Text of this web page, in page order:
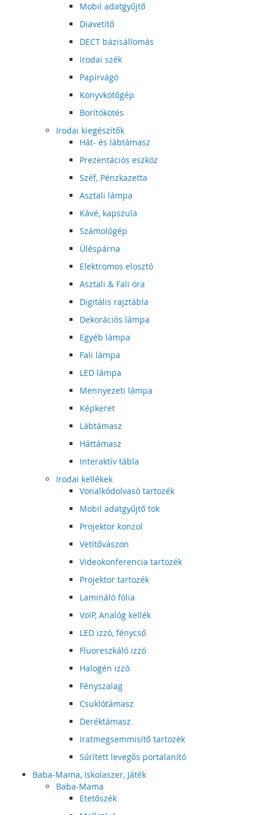
Mobil adatgyűjtő
Diavetítő
DECT bázisállomás
Irodai szék
Papírvágó
Könyvkötőgép
Borítókötés
Irodai kiegészítők
Hát- és lábtámasz
Prezentációs eszköz
Széf, Pénzkazetta
Asztali lámpa
Kávé, kapszula
Számológép
Üléspárna
Elektromos elosztó
Asztali & Fali óra
Digitális rajztábla
Dekorációs lámpa
Egyéb lámpa
Fali lámpa
LED lámpa
Mennyezeti lámpa
Képkeret
Lábtámasz
Háttámasz
Interaktív tábla
Irodai kellékek
Vonalkódolvasó tartozék
Mobil adatgyűjtő tok
Projektor konzol
Vetítővászon
Videokonferencia tartozék
Projektor tartozék
Lamináló fólia
VoIP, Analóg kellék
LED izzó, fénycső
Fluoreszkáló izzó
Halogén izzó
Fényszalag
Csuklótámasz
Deréktámasz
Iratmegsemmisítő tartozék
Sűrített levegős portalanító
Baba-Mama, Iskolaszer, Játék
Baba-Mama
Etetőszék